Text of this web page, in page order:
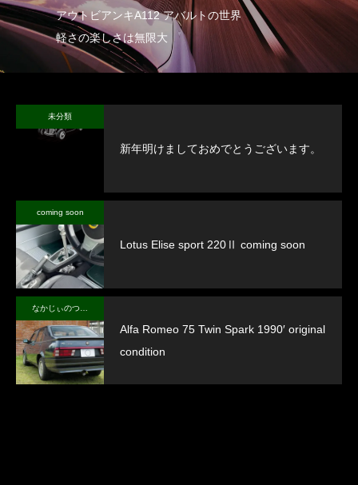
アウトビアンキA112 アバルトの世界
軽さの楽しさは無限大
未分類
新年明けましておめでとうございます。
coming soon
Lotus Elise sport 220Ⅱ coming soon
なかじぃのつぶやき
Alfa Romeo 75 Twin Spark 1990′ original
condition